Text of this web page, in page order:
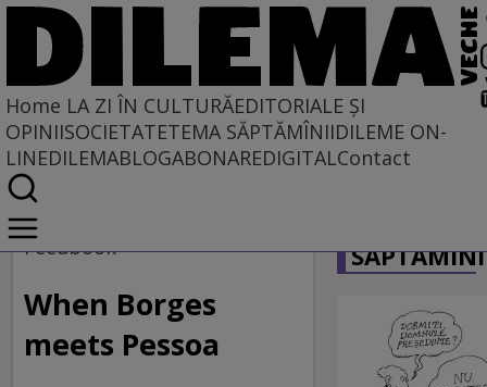
Home LA ZI ÎN CULTURĂEDITORIALE ȘI
OPINIISOCIETATETEMA SĂPTĂMÎNIIDILEME ON-
LINEDILEMABLOGABONAREDIGITALContact
Home
La zi în cultură
Feedbook
When Borges
meets Pessoa